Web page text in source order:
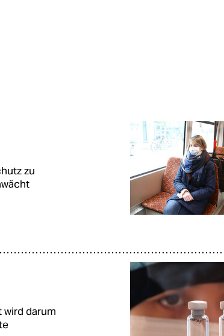
zu
darum